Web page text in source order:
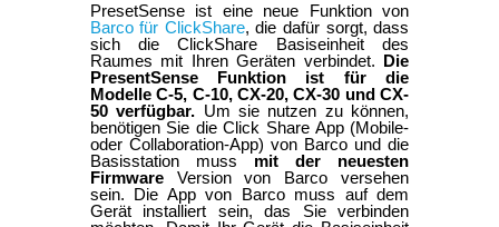
PresetSense ist eine neue Funktion von
Barco für ClickShare, die dafür sorgt, dass
sich die ClickShare Basiseinheit des
Raumes mit Ihren Geräten verbindet. Die
PresentSense Funktion ist für die
Modelle C-5, C-10, CX-20, CX-30 und CX-
50 verfügbar. Um sie nutzen zu können,
benötigen Sie die Click Share App (Mobile-
oder Collaboration-App) von Barco und die
Basisstation muss mit der neuesten
FirmwareVersion von Barco versehen
sein. Die App von Barco muss auf dem
Gerät installiert sein, das Sie verbinden